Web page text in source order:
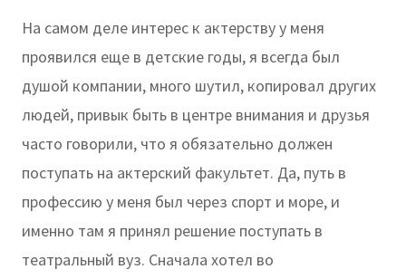
На самом деле интерес к актерству у меня
проявился еще в детские годы, я всегда был
душой компании, много шутил, копировал других
людей, привык быть в центре внимания и друзья
часто говорили, что я обязательно должен
поступать на актерский факультет. Да, путь в
профессию у меня был через спорт и море, и
именно там я принял решение поступать в
театральный вуз. Сначала хотел во